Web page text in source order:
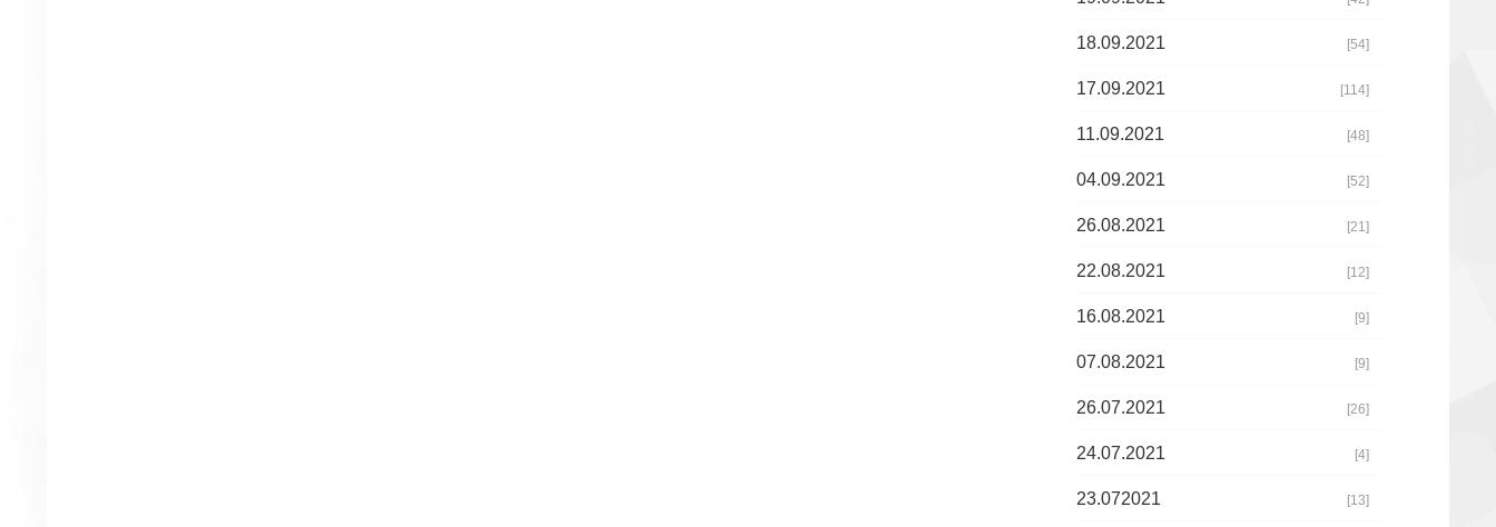
18.09.2021 [54]
17.09.2021 [114]
11.09.2021 [48]
04.09.2021 [52]
26.08.2021 [21]
22.08.2021 [12]
16.08.2021 [9]
07.08.2021 [9]
26.07.2021 [26]
24.07.2021 [4]
23.072021 [13]